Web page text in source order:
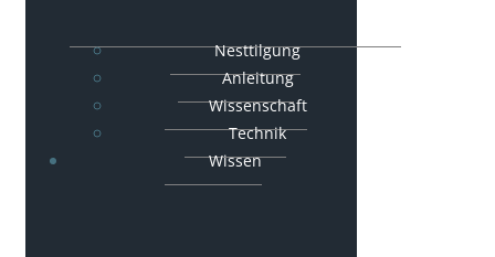
Nesttilgung
Anleitung
Wissenschaft
Technik
Wissen